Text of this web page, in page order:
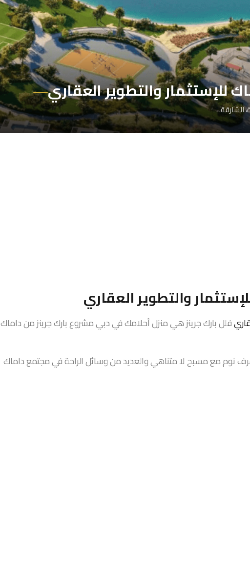
للإستثمار والتطوير العقاري
الشارقة.
والتطوير العقاري
فلل بارك جرينز هي منزل أحلامك في دبي مشروع بارك جرينز من داماك
فلل داماك بارك جرينز بفلل مكونة من 5 غرف نوم مع مسبح لا متناهي والعديد من وسائل الراحة في مجتمع داماك